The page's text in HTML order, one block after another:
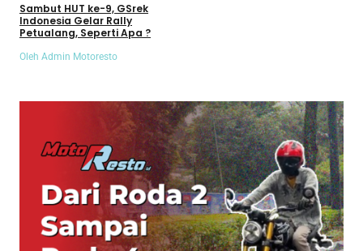
Sambut HUT ke-9, GSrek
Indonesia Gelar Rally
Petualang, Seperti Apa ?
Oleh Admin Motoresto